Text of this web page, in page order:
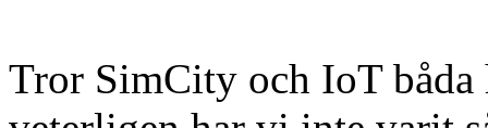
Tror SimCity och IoT